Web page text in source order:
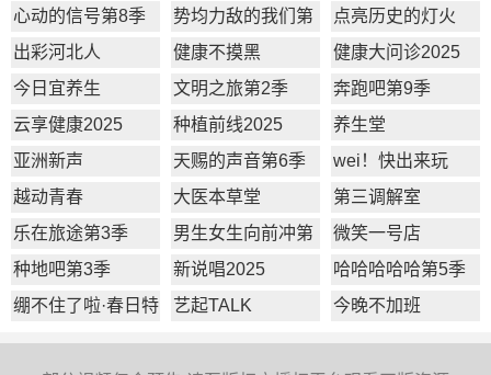
一季
7季
心动的信号第8季
势均力敌的我们第
2季
点亮历史的灯火
出彩河北人
健康不摸黑
健康大问诊2025
今日宜养生
文明之旅第2季
奔跑吧第9季
云享健康2025
种植前线2025
养生堂
亚洲新声
天赐的声音第6季
wei！快出来玩
越动青春
大医本草堂
第三调解室
乐在旅途第3季
男生女生向前冲第
17季
微笑一号店
种地吧第3季
新说唱2025
哈哈哈哈哈第5季
绷不住了啦·春日特
艺起TALK 今晚不加班